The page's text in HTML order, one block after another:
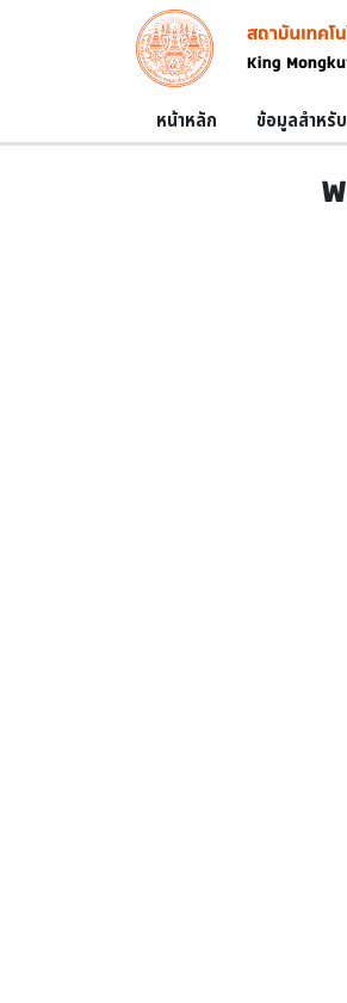
Skip to main content
Image
Main navigation
หน้าหลัก ข้อมูลสำหรับ